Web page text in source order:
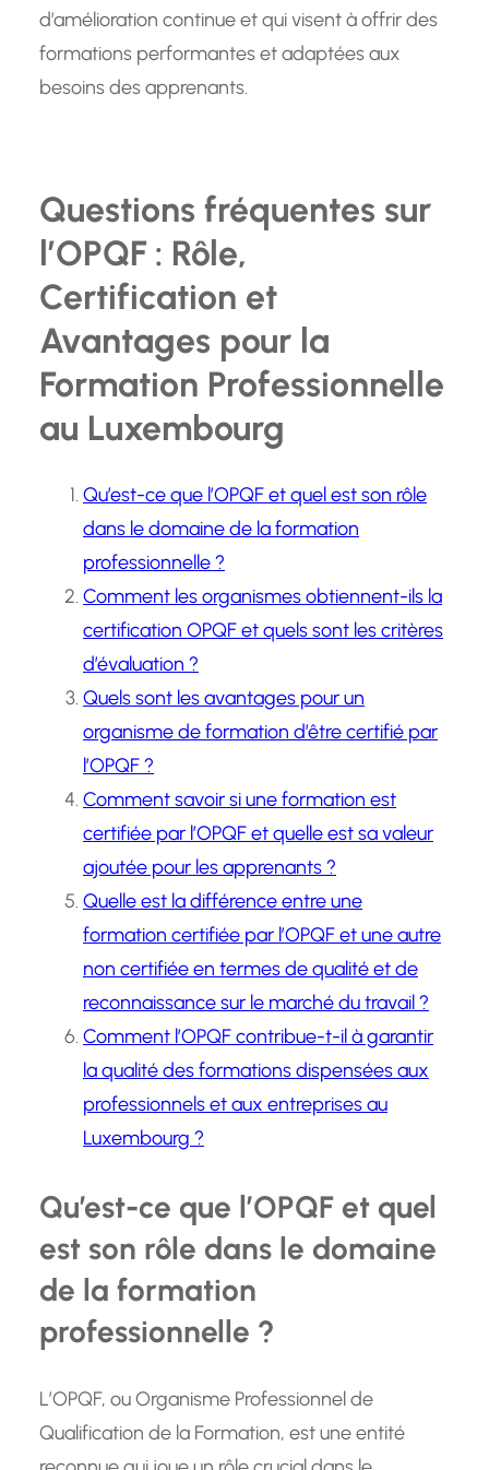
d’amélioration continue et qui visent à offrir des
formations performantes et adaptées aux
besoins des apprenants.
Questions fréquentes sur
l’OPQF : Rôle,
Certification et
Avantages pour la
Formation Professionnelle
au Luxembourg
Qu’est-ce que l’OPQF et quel est son rôle
dans le domaine de la formation
professionnelle ?
Comment les organismes obtiennent-ils la
certification OPQF et quels sont les critères
d’évaluation ?
Quels sont les avantages pour un
organisme de formation d’être certifié par
l’OPQF ?
Comment savoir si une formation est
certifiée par l’OPQF et quelle est sa valeur
ajoutée pour les apprenants ?
Quelle est la différence entre une
formation certifiée par l’OPQF et une autre
non certifiée en termes de qualité et de
reconnaissance sur le marché du travail ?
Comment l’OPQF contribue-t-il à garantir
la qualité des formations dispensées aux
professionnels et aux entreprises au
Luxembourg ?
Qu’est-ce que l’OPQF et quel
est son rôle dans le domaine
de la formation
professionnelle ?
L’OPQF, ou Organisme Professionnel de
Qualification de la Formation, est une entité